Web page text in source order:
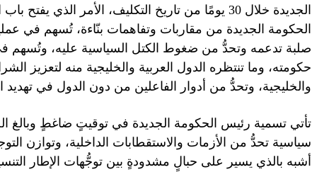
الجديدة خلال 30 يومًا من تاريخ التكليف، الأمر
الحكومة الجديدة من مقاربات وتفاهمات بنّاءة، تُسهم في
صلبة تدعمه وتحدُّ من ضغوط الكتل السياسية عليه، وتُسهم في
حكومته، وما تنتظره الدول العربية والخليجية منه لتعزيز
والخليجية، وتحدُّ من أدوار الفاعلين من دون الدول في تهديد
تأتي تسمية رئيس الحكومة الجديدة في توقيتٍ ضاغطٍ وبالغ
سياسية تحدُّ من الأزمات والاستقطابات الداخلية، وتوازن
أشبه بالذي يسير على حبالٍ مشدودةٍ بين توجُّهات الإطار